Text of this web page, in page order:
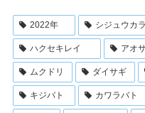
2022年 シジュウカラ
ハクセキレイ アオ
ムクドリ ダイサギ
キジバト カワラバト